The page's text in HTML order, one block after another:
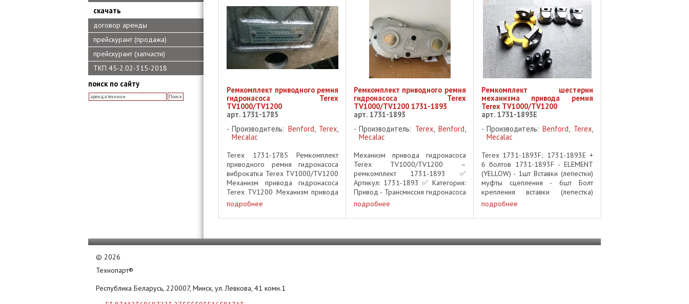
скачать
договор аренды
прейскурант (продажа)
прейскурант (запчасти)
ТКП 45-2.02-315-2018
поиск по сайту
TV1000/TV1200 ...
Ремкомплект приводного ремня
гидронасоса Terex
TV1000/TV1200
арт. 1731-1785
Производитель: Benford, Terex,
Mecalac
Terex 1731-1785 Ремкомплект
приводного ремня гидронасоса
виброкатка Terex TV1000/TV1200
Механизм привода гидронасоса
Terex TV1200 Механизм привода
гидронасоса Terex TV1000 Terex
TV1000/TV1200 Hydraulic Pump
Drive Kit 1731-1785 BELT-DRIVE ...
подробнее
Ремкомплект приводного ремня
гидронасоса Terex
TV1000/TV1200 1731-1893
арт. 1731-1893
Производитель: Terex, Benford,
Mecalac
Механизм привода гидронасоса
Terex TV1000/TV1200 –
ремкомплект 1731-1893 ✅
Артикул: 1731-1893 ✅ Категория:
Привод - Трансмиссия гидронасоса
✅ Производитель: Terex ✅
Применяемость: Виброкатки Terex
TV1000, TV1200 Описание:
подробнее
Ремкомплект шестерни
механизма привода ремня
Terex TV1000/TV1200
арт. 1731-1893E
Производитель:Benford, Terex,
Mecalac
Terex 1731-1893F; 1731-1893E +
6 болтов 1731-1893F - ELEMENT
(YELLOW) - 1шт Вставки (лепестки)
муфты сцепления - 6шт Болт
крепления вставки (лепестка)
муфты сцепления - 6шт
Ремкомплект механизма привода
гидронасоса Terex TV1200
подробнее
© 2026
Технопарт®
Республика Беларусь, 220007, Минск, ул. Левкова, 41 комн.1